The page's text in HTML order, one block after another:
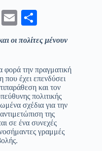
G
E
m
ρ
α
στ
εί
τε
οι πολίτες μένουν
φορά την πραγματική
που έχει επενδύσει
και τον
πολιτικής
σχέδια για την
της
σε ένα συνεχές
γραμμές